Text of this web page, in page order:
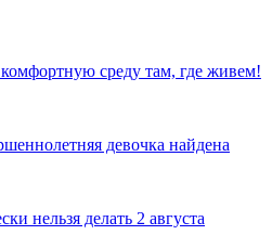
среду там, где живем!
девочка найдена
нельзя делать 2 августа